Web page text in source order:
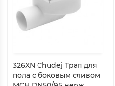
326XN Chudej Трап для
пола с боковым сливом